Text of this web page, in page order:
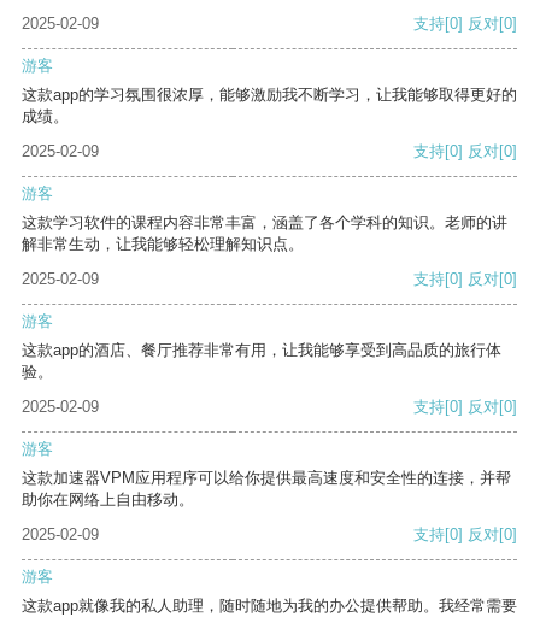
2025-02-09
支持[0] 反对[0]
游客
这款app的学习氛围很浓厚，能够激励我不断学习，让我能够取得更好的
成绩。
2025-02-09
支持[0] 反对[0]
游客
这款学习软件的课程内容非常丰富，涵盖了各个学科的知识。老师的讲
解非常生动，让我能够轻松理解知识点。
2025-02-09
支持[0] 反对[0]
游客
这款app的酒店、餐厅推荐非常有用，让我能够享受到高品质的旅行体
验。
2025-02-09
支持[0] 反对[0]
游客
这款加速器VPM应用程序可以给你提供最高速度和安全性的连接，并帮
助你在网络上自由移动。
2025-02-09
支持[0] 反对[0]
游客
这款app就像我的私人助理，随时随地为我的办公提供帮助。我经常需要